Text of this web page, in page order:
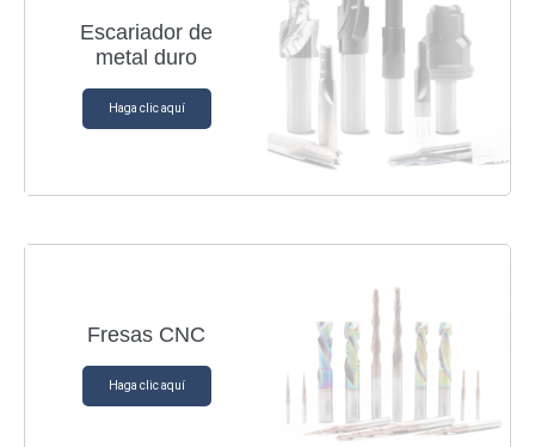
Escariador de
metal duro
Haga clic aquí
Fresas CNC
Haga clic aquí